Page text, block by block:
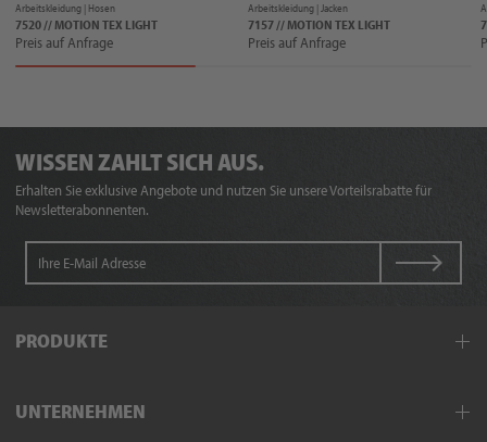
Arbeitskleidung | Hosen
7520 // MOTION TEX LIGHT
Preis auf Anfrage
Arbeitskleidung |Jacken
7157 // MOTION TEX LIGHT
Preis auf Anfrage
WISSEN ZAHLT SICH AUS.
Erhalten Sie exklusive Angebote und nutzen Sie unsere Vorteilsrabatte für
Newsletterabonnenten.
PRODUKTE
Schutzkleidung
UNTERNEHMEN